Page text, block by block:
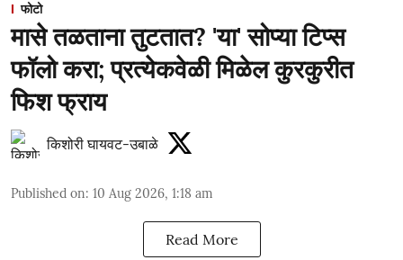
फोटो
मासे तळताना तुटतात? 'या' सोप्या टिप्स
फॉलो करा; प्रत्येकवेळी मिळेल कुरकुरीत
फिश फ्राय
किशोरी घायवट-उबाळे
Published on: 10 Aug 2026, 1:18 am
Read More